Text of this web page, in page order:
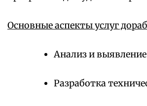
Основные аспекты услуг
Анализ и
Разработка